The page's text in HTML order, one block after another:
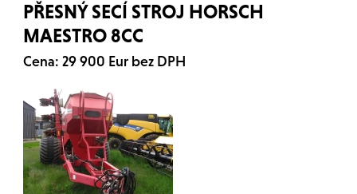
PŘESNÝ SECÍ STROJ HORSCH
MAESTRO 8CC
Cena: 29 900 Eur bez DPH